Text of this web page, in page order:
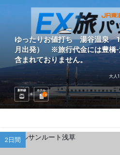
ゆったりお値打ち 湯谷温泉
月出発） ※旅行代金には豊橋-
含まれておりません。
新幹線
ホテル
1 泊
大人
2日間